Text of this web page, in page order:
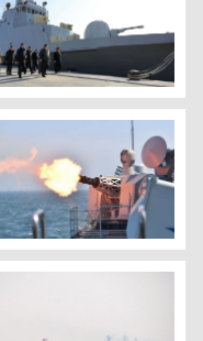
كوريا الشمالية تطلق
الصين تبدأ تدريبات